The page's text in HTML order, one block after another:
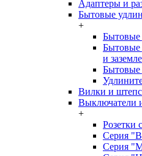
Адаптеры и
Бытовые
+
Бытовые
Бытовые
и
Бытовые
Вилки и
Выключатели
+
Розетки
Серия
Серия